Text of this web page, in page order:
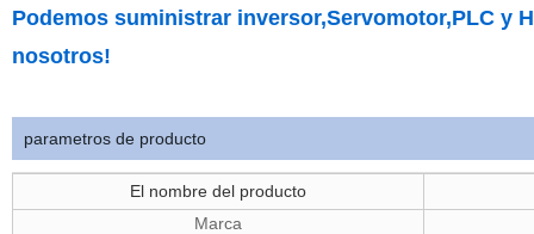
Podemos suministrar inversor,Servomotor,PLC y
nosotros!
parametros de producto
El nombre del producto
Marca